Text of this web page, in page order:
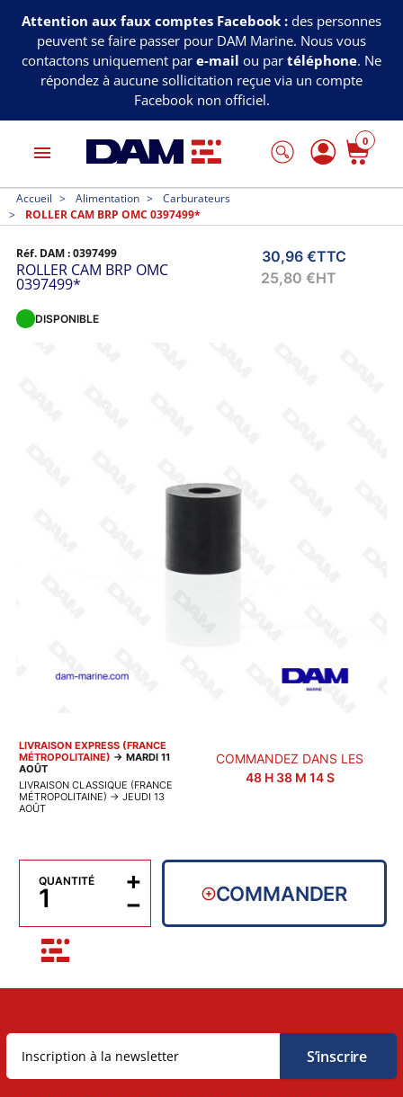
Attention aux faux comptes Facebook : des personnes
peuvent se faire passer pour DAM Marine. Nous vous
contactons uniquement par e-mail ou par téléphone. Ne
répondez à aucune sollicitation reçue via un compte
Facebook non officiel.
menu
0
Accueil Alimentation
Carburateurs
ROLLER CAM BRP OMC 0397499*
Réf. DAM :0397499
ROLLER CAM BRP OMC
0397499*
30,96 €TTC
25,80 €HT
DISPONIBLE
LIVRAISON EXPRESS (FRANCE
MÉTROPOLITAINE) → MARDI 11
AOÛT
LIVRAISON CLASSIQUE (FRANCE
MÉTROPOLITAINE) → JEUDI 13
AOÛT
COMMANDEZ DANS LES
48H 38M 14S
QUANTITÉ
−
+ COMMANDER